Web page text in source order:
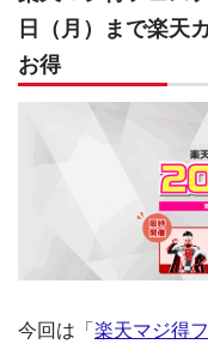
日（月）まで楽天
お得
今回は「 楽天マジ得